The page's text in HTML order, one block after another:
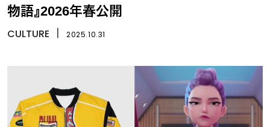
物語』2026年春公開
CULTURE 2025.10.31